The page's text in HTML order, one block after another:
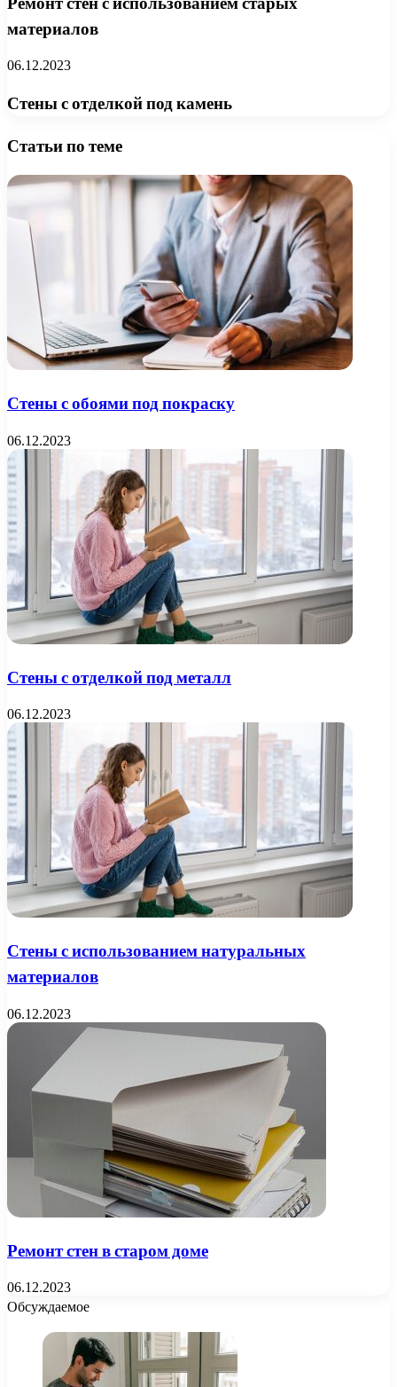
материалов
06.12.2023
Стены с отделкой под камень
Статьи по теме
Стены с обоями под покраску
06.12.2023
Стены с отделкой под металл
06.12.2023
Стены с использованием натуральных
материалов
06.12.2023
Ремонт стен в старом доме
06.12.2023
Обсуждаемое